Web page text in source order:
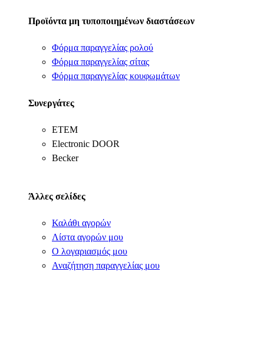
Προϊόντα μη τυποποιημένων διαστάσεων
Φόρμα παραγγελίας ρολού
Φόρμα παραγγελίας σίτας
Φόρμα παραγγελίας κουφωμάτων
Συνεργάτες
ΕΤΕΜ
Electronic DOOR
Becker
Άλλες σελίδες
Καλάθι αγορών
Λίστα αγορών μου
Ο λογαριασμός μου
Αναζήτηση παραγγελίας μου